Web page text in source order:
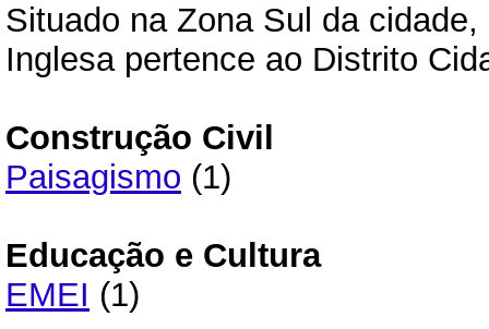
Situado na Zona Sul da
Inglesa pertence ao Distrito
Construção Civil
Paisagismo (1)
Educação e Cultura
EMEI (1)